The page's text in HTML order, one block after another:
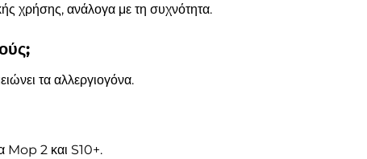
χρήσης, ανάλογα με τη συχνότητα.
τα αλλεργιογόνα.
Mop 2 και S10+.